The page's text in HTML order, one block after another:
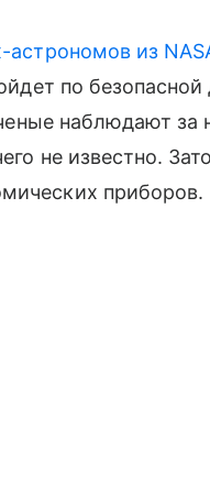
из
по
наблюдают
не известно.
приборов.